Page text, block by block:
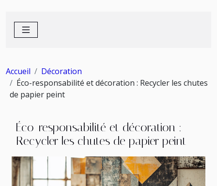
Accueil
Décoration
Éco-responsabilité et décoration : Recycler les chutes
de papier peint
Éco-responsabilité et décoration :
Recycler les chutes de papier peint